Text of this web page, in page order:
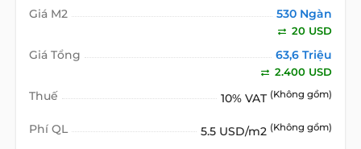
Giá M2
530 Ngàn
20 USD
Giá Tổng 63,6 Triệu
2.400 USD
Thuế 10% VAT (Không gồm)
Phí QL 5.5 USD/m2 (Không gồm)